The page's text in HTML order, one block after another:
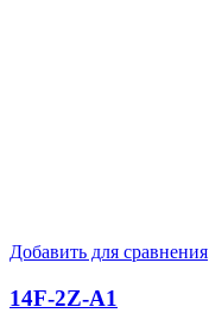
Добавить для сравнения
14F-2Z-A1